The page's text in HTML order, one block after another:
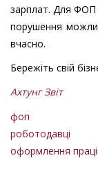
зарплат. Для ФОП
порушення
вчасно.
Бережіть свій
Ахтунг Звіт
фоп
роботодавці
оформлення